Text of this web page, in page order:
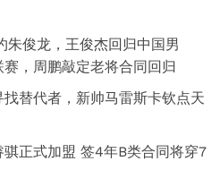
朱俊龙，王俊杰回归中国男
，周鹏敲定老将合同回归
替代者，新帅马雷斯卡钦点天
正式加盟 签4年B类合同将穿7